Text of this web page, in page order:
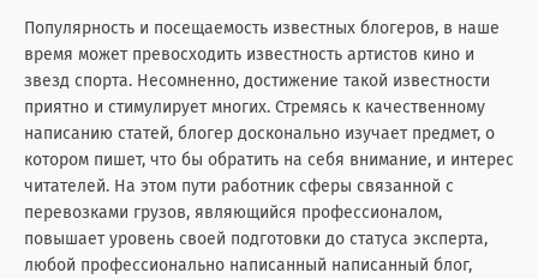
Популярность и посещаемость известных блогеров, в наше
время может превосходить известность артистов кино и
звезд спорта. Несомненно, достижение такой известности
приятно и стимулирует многих. Стремясь к качественному
написанию статей, блогер досконально изучает предмет, о
котором пишет, что бы обратить на себя внимание, и интерес
читателей. На этом пути работник сферы связанной с
перевозками грузов, являющийся профессионалом,
повышает уровень своей подготовки до статуса эксперта,
любой профессионально написанный написанный блог,